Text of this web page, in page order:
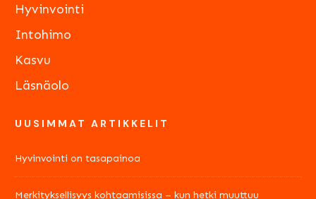
UUSIMMAT ARTIKKELIT
Hyvinvointi on tasapainoa
Merkityksellisyys kohtaamisissa – kun hetki muuttuu
Hyvinvointi
Intohimo
Kasvu
Läsnäolo